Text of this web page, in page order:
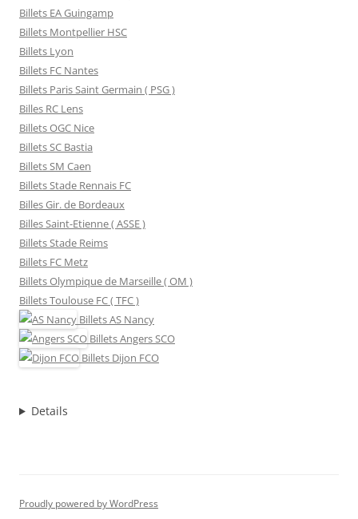
Billets EA Guingamp
Billets Montpellier HSC
Billets Lyon
Billets FC Nantes
Billets Paris Saint Germain ( PSG )
Billes RC Lens
Billets OGC Nice
Billets SC Bastia
Billets SM Caen
Billets Stade Rennais FC
Billes Gir. de Bordeaux
Billes Saint-Etienne ( ASSE )
Billets Stade Reims
Billets FC Metz
Billets Olympique de Marseille ( OM )
Billets Toulouse FC ( TFC )
BilletsAS Nancy
BilletsAngers SCO
Billets Dijon FCO
Details
Proudly powered by WordPress